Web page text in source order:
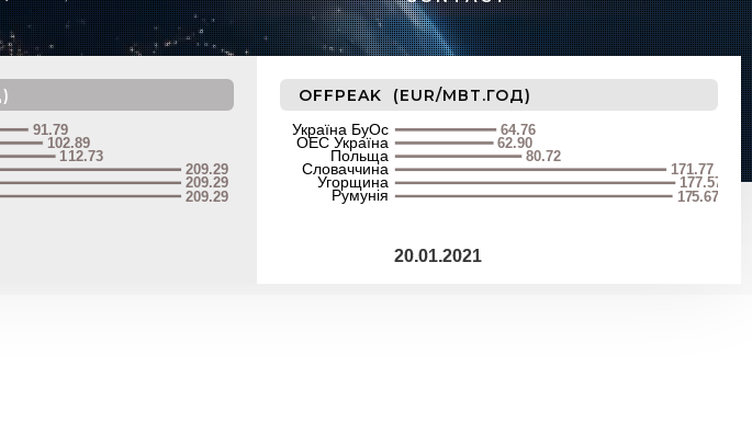
91.79
102.89
112.73
209.29
209.29
209.29
OFFPEAK (EUR/МВТ.ГОД)
64.76
62.90
80.72
171.77
177.57
175.67
Україна БуОс
ОЕС Україна
Польща
Словаччина
Угорщина
Румунія
20.01.2021